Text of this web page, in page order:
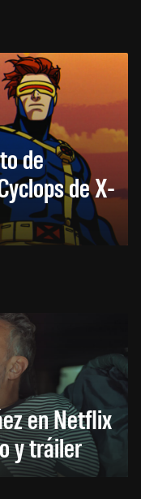
de
de X-
en Netflix
y tráiler